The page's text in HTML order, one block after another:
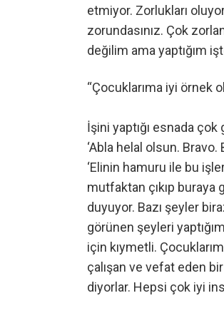
etmiyor. Zorlukları
zorundasınız. Çok
değilim ama yaptığım
“Çocuklarıma iyi örnek
İşini yaptığı esnada çok
‘Abla helal olsun. Bravo.
‘Elinin hamuru ile bu
mutfaktan çıkıp buraya
duyuyor. Bazı şeyler
görünen şeyleri
için kıymetli.
çalışan ve vefat eden
diyorlar. Hepsi çok iyi